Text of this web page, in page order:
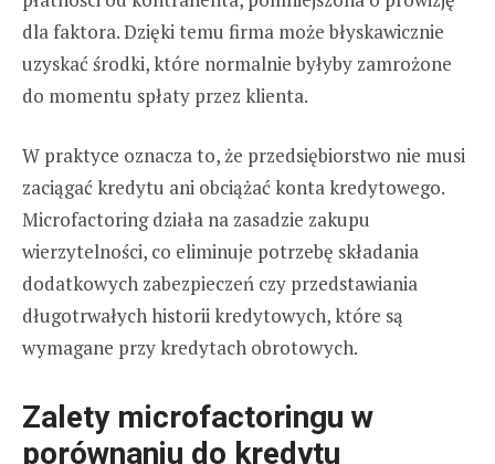
dla faktora. Dzięki temu firma może błyskawicznie
uzyskać środki, które normalnie byłyby zamrożone
do momentu spłaty przez klienta.
W praktyce oznacza to, że przedsiębiorstwo nie musi
zaciągać kredytu ani obciążać konta kredytowego.
Microfactoring działa na zasadzie zakupu
wierzytelności, co eliminuje potrzebę składania
dodatkowych zabezpieczeń czy przedstawiania
długotrwałych historii kredytowych, które są
wymagane przy kredytach obrotowych.
Zalety microfactoringu w
porównaniu do kredytu